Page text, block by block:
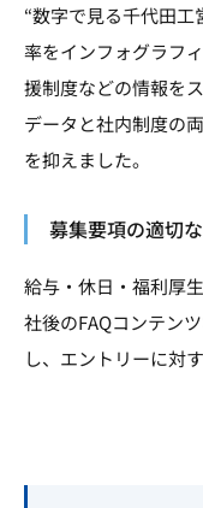
“数字で見る千代田
率をインフォグラフ
援制度などの情報を
データと社内制度の
を抑えました。
募集要項の適切
給与・休日・福利厚
社後のFAQコンテン
し、エントリーに対